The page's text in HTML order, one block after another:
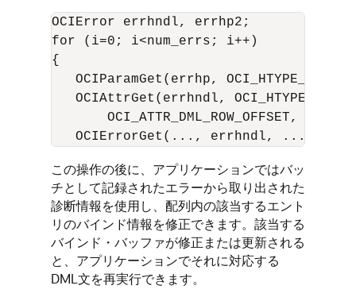
OCIError errhndl, errhp2;
for (i=0; i<num_errs; i++)
{
OCIParamGet(errhp,
OCIAttrGet(errhndl,
OCI_ATTR_DML_ROW_OFFSET,
この操作の後に、アプリケーションではバッ
チとして記録されたエラーから取り出された
診断情報を使用し、配列内の該当するエント
リのバインド情報を修正できます。該当する
バインド・バッファが修正または更新される
と、アプリケーションでそれに対応する
DML文を再実行できます。